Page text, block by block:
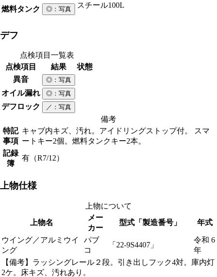
燃料タンク ◎ ：写真 スチール100L
デフ
点検項目一覧表
点検項目
結果
状態
異音
◎ ：写真
オイル漏れ ◎ ：写真
デフロック ／ ：写真
備考
特記
事項
キャブ内キズ、汚れ。アイドリングストップ付。 スマ
ートキー2個。燃料タンクキー2本。
記録
簿
有（R7/12）
上物仕様
上物について
上物名
メー
カー
型式「製造番号」 年式
ウイング／アルミウイ
ング
パブ
コ
「22-9S4407」
令和 6
年
【備考】ラッシングレール２段。引き出しフック4対。庫内灯
2ケ。床キズ、汚れあり。